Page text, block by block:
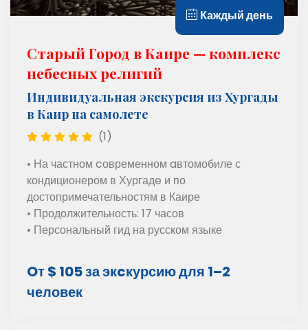
Каждый день
Старый Город в Каире — комплекс
небесных религий
Индивидуальная экскурсия из Хургады
в Каир на самолете
(1)
• На частном cовременном aвтомобиле с
кондиционером в Хургадe и по
достопримечательностям в Каире
• Продолжительность: 17 часов
• Персональный гид на русском языке
Oт $ 105 за экcкурсию для 1–2
человек